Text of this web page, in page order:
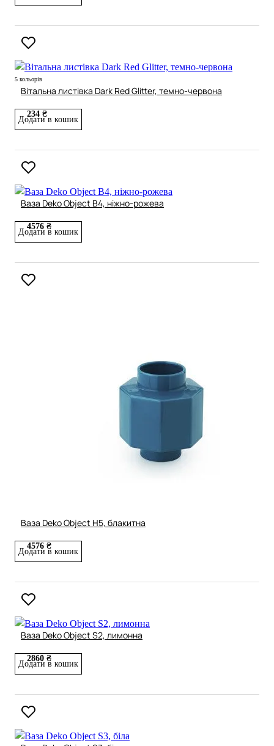
5 кольорів
Вітальна листівка Dark Red Glitter, темно-червона
234 ₴
Додати в кошик
Ваза Deko Object B4, ніжно-рожева
4576 ₴
Додати в кошик
Ваза Deko Object H5, блакитна
4576 ₴
Додати в кошик
Ваза Deko Object S2, лимонна
2860 ₴
Додати в кошик